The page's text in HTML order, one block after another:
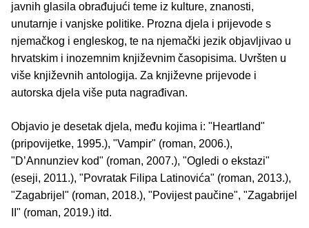
javnih glasila obrađujući teme iz kulture, znanosti,
unutarnje i vanjske politike. Prozna djela i prijevode s
njemačkog i engleskog, te na njemački jezik objavljivao u
hrvatskim i inozemnim književnim časopisima. Uvršten u
više književnih antologija. Za književne prijevode i
autorska djela više puta nagrađivan.
Objavio je desetak djela, među kojima i: "Heartland"
(pripovijetke, 1995.), "Vampir" (roman, 2006.),
"D’Annunziev kod" (roman, 2007.), "Ogledi o ekstazi"
(eseji, 2011.), "Povratak Filipa Latinovića" (roman, 2013.),
"Zagabrijel" (roman, 2018.), "Povijest paučine", "Zagabrijel
II" (roman, 2019.) itd.